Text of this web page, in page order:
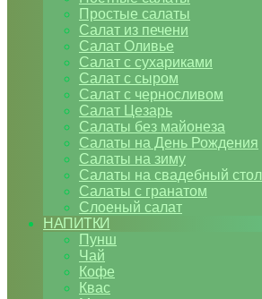
Простые салаты
Салат из печени
Салат Оливье
Салат с сухариками
Салат с сыром
Салат с черносливом
Салат Цезарь
Салаты без майонеза
Салаты на День Рождения
Салаты на зиму
Салаты на свадебный стол
Салаты с гранатом
Слоеный салат
НАПИТКИ
Пунш
Чай
Кофе
Квас